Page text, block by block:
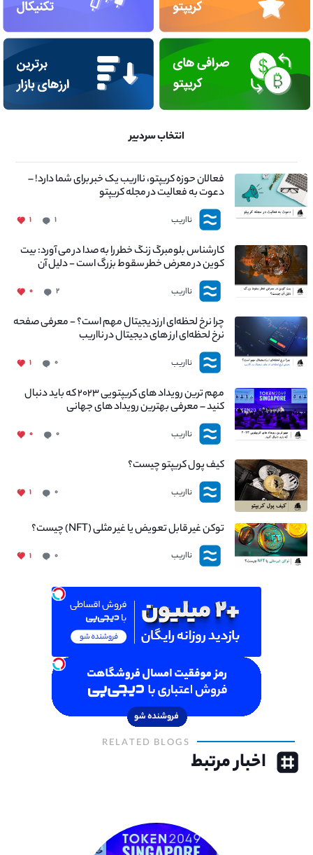
انتخاب سردبیر
فعالان حوزه کریپتو، نااریب یک خبر برای شما دارد! –
دعوت به فعالیت در مجله کریپتو
نااریب ۱ ۱
کارشناس بلومبرگ زنگ خطر را به صدا در می آورد: بیت
کوین در معرض خطر سقوط بزرگ است - دلیل آن
چیست؟
نااریب ۲ ۰
چرا نرخ لحظه‌ای ارزدیجیتال مهم است؟ - معرفی صفحه
نرخ لحظه‌ای ارز های دیجیتال در نااریب
نااریب ۰ ۱
مهم ترین رویداد های کریپتویی ۲۰۲۳ که باید دنبال
کنید – معرفی بهترین رویداد های جهانی
نااریب ۰ ۰
کیف پول کریپتو چیست؟
نااریب ۰ ۱
توکن غیر قابل تعویض یا غیر مثلی (NFT) چیست؟
نااریب ۰ ۱
RELATED BLOGS
اخبار مرتبط